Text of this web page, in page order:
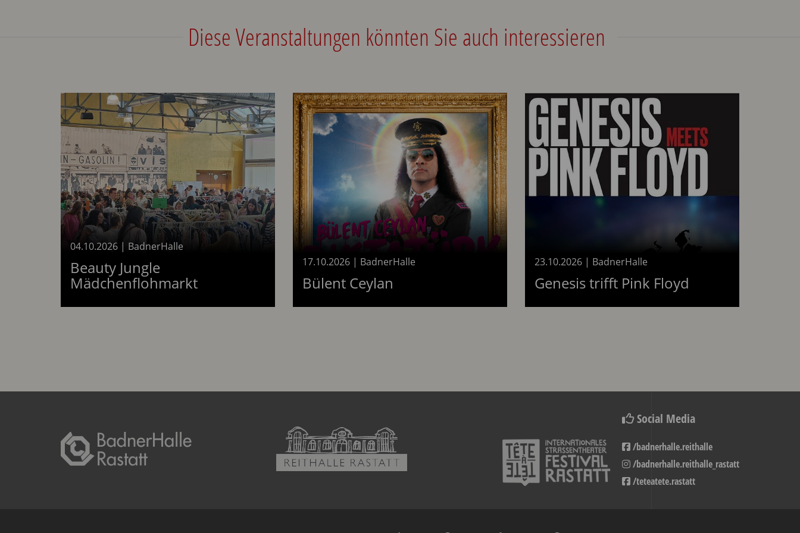
Diese Veranstaltungen könnten Sie auch interessieren
04.10.2026 | BadnerHalle
Beauty Jungle
Mädchenflohmarktam 04.10.2026
17.10.2026 | BadnerHalle
Bülent Ceylan
23.10.2026 | BadnerHalle
Genesis trifft Pink Floyd
Social Media
/badnerhalle.reithalle
/badnerhalle.reithalle_rastatt
/teteatete.rastatt